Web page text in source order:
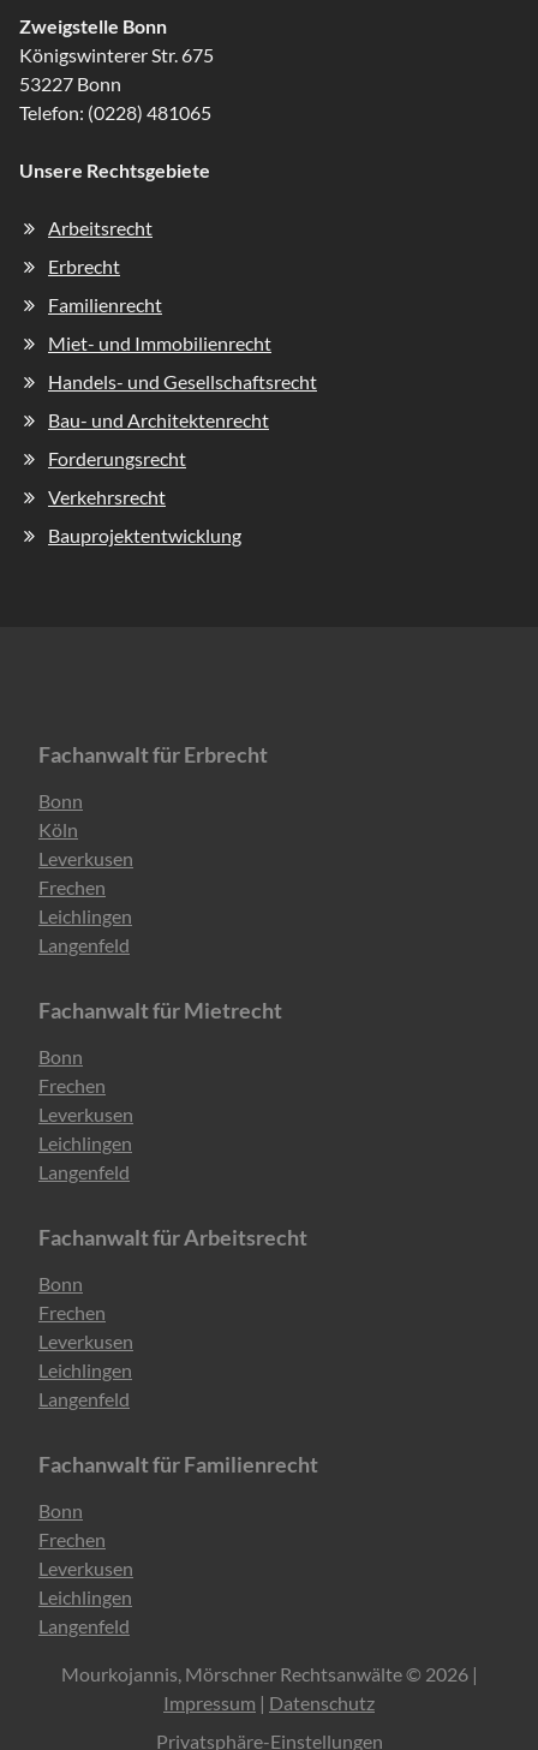
Zweigstelle Bonn
Königswinterer Str. 675
53227 Bonn
Telefon: (0228) 481065
Unsere Rechtsgebiete
Navigation
Arbeitsrecht
Erbrecht
Familienrecht
Miet- und Immobilienrecht
Handels- und Gesellschaftsrecht
Bau- und Architektenrecht
Forderungsrecht
Verkehrsrecht
Bauprojektentwicklung
Fachanwalt für Erbrecht
Navigation
überspringen
Bonn
Köln
Leverkusen
Frechen
Leichlingen
Langenfeld
Fachanwalt für Mietrecht
Navigation
überspringen
Bonn
Frechen
Leverkusen
Leichlingen
Langenfeld
Fachanwalt für Arbeitsrecht
Navigation
überspringen
Bonn
Frechen
Leverkusen
Leichlingen
Langenfeld
Fachanwalt für Familienrecht
Navigation
überspringen
Bonn
Frechen
Leverkusen
Leichlingen
Langenfeld
Mourkojannis, Mörschner Rechtsanwälte © 2026 |
Impressum | Datenschutz
Privatsphäre-Einstellungen